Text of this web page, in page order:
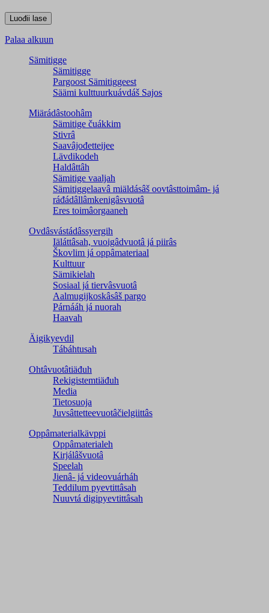
Palaa alkuun
Sämitigge
Sämitigge
Pargoost Sämitiggeest
Säämi kulttuurkuávdáš Sajos
Miärádâstoohâm
Sämitige čuákkim
Stivrâ
Saavâjođetteijee
Lävdikodeh
Haldâttâh
Sämitige vaaljah
Sämitiggelaavâ miäldásâš oovtâsttoimâm- já
ráđádâllâmkenigâsvuotâ
Eres toimâorgaaneh
Ovdâsvástádâssyergih
Iäláttâsah, vuoigâdvuotâ já piirâs
Škovlim já oppâmateriaal
Kulttuur
Sämikielah
Sosiaal já tiervâsvuotâ
Aalmugijkoskâsâš pargo
Párnááh já nuorah
Haavah
Äigikyevdil
Tábáhtusah
Ohtâvuotâtiäđuh
Rekigistemtiäđuh
Media
Tietosuoja
Juvsâttetteevuotâčielgiittâs
Oppâmaterialkävppi
Oppâmaterialeh
Kirjálâšvuotâ
Speelah
Jienâ- já videovuárháh
Teddilum pyevtittâsah
Nuuvtá digipyevtittâsah